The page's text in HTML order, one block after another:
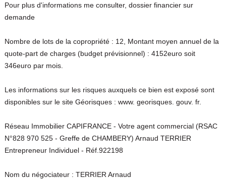
Pour plus d'informations me consulter, dossier financier sur
demande
Nombre de lots de la copropriété : 12, Montant moyen annuel de la
quote-part de charges (budget prévisionnel) : 4152euro soit
346euro par mois.
Les informations sur les risques auxquels ce bien est exposé sont
disponibles sur le site Géorisques : www. georisques. gouv. fr.
Réseau Immobilier CAPIFRANCE - Votre agent commercial (RSAC
N°828 970 525 - Greffe de CHAMBERY) Arnaud TERRIER
Entrepreneur Individuel - Réf.922198
Nom du négociateur : TERRIER Arnaud